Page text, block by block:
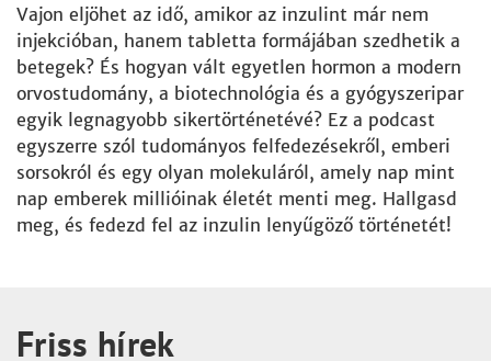
Vajon eljöhet az idő, amikor az inzulint már nem
injekcióban, hanem tabletta formájában szedhetik a
betegek? És hogyan vált egyetlen hormon a modern
orvostudomány, a biotechnológia és a gyógyszeripar
egyik legnagyobb sikertörténetévé? Ez a podcast
egyszerre szól tudományos felfedezésekről, emberi
sorsokról és egy olyan molekuláról, amely nap mint
nap emberek millióinak életét menti meg. Hallgasd
meg, és fedezd fel az inzulin lenyűgöző történetét!
Friss hírek